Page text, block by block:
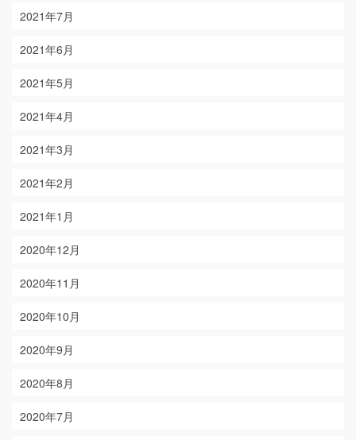
2021年7月
2021年6月
2021年5月
2021年4月
2021年3月
2021年2月
2021年1月
2020年12月
2020年11月
2020年10月
2020年9月
2020年8月
2020年7月